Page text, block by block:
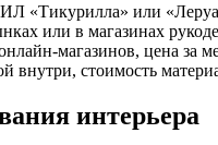
«Тикурилла» или
или в магазинах
магазинов, цена за
стоимость
интерьера